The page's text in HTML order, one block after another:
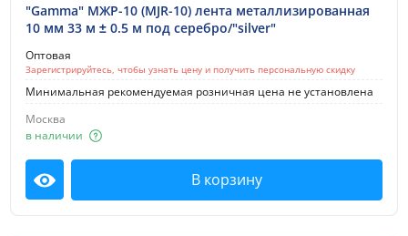
"Gamma" МЖР-10 (MJR-10) лента металлизированная
10 мм 33 м ± 0.5 м под серебро/"silver"
Оптовая
Зарегистрируйтесь, чтобы узнать цену и получить персональную скидку
Минимальная рекомендуемая розничная цена не установлена
Москва
в наличии
Посмотреть В корзину